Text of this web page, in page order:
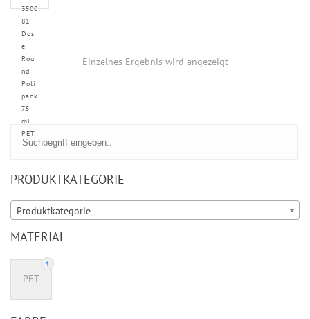
3500
81
Dos
e
Rou
nd
Poli
pack
75
ml
PET
Einzelnes Ergebnis wird angezeigt
PRODUKTKATEGORIE
Produktkategorie
MATERIAL
1
PET